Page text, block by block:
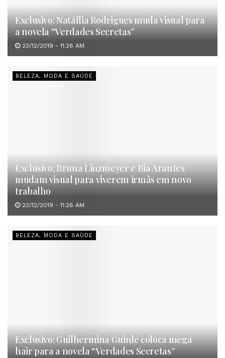
Exclusivo: Natállia Rodrigues muda visual para
a novela “Verdades Secretas”
23/12/2019 - 11:26 AM
BELEZA, MODA E SAÚDE
Exclusivo: Bruna Linzmeyer e Bia Arantes
mudam visual para viverem irmãs em novo
trabalho
23/12/2019 - 11:26 AM
BELEZA, MODA E SAÚDE
Exclusivo: Guilhermina Guinle coloca mega
hair para a novela “Verdades Secretas”